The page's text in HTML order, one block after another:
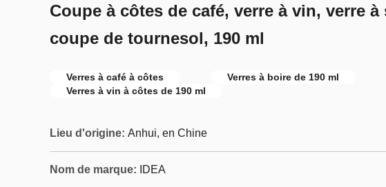
Coupe à côtes de café, verre à vin, verre à
coupe de tournesol, 190 ml
Verres à café à côtes
Verres à boire de 190 ml
Verres à vin à côtes de 190 ml
Lieu d'origine: Anhui, en Chine
Nom de marque: IDEA